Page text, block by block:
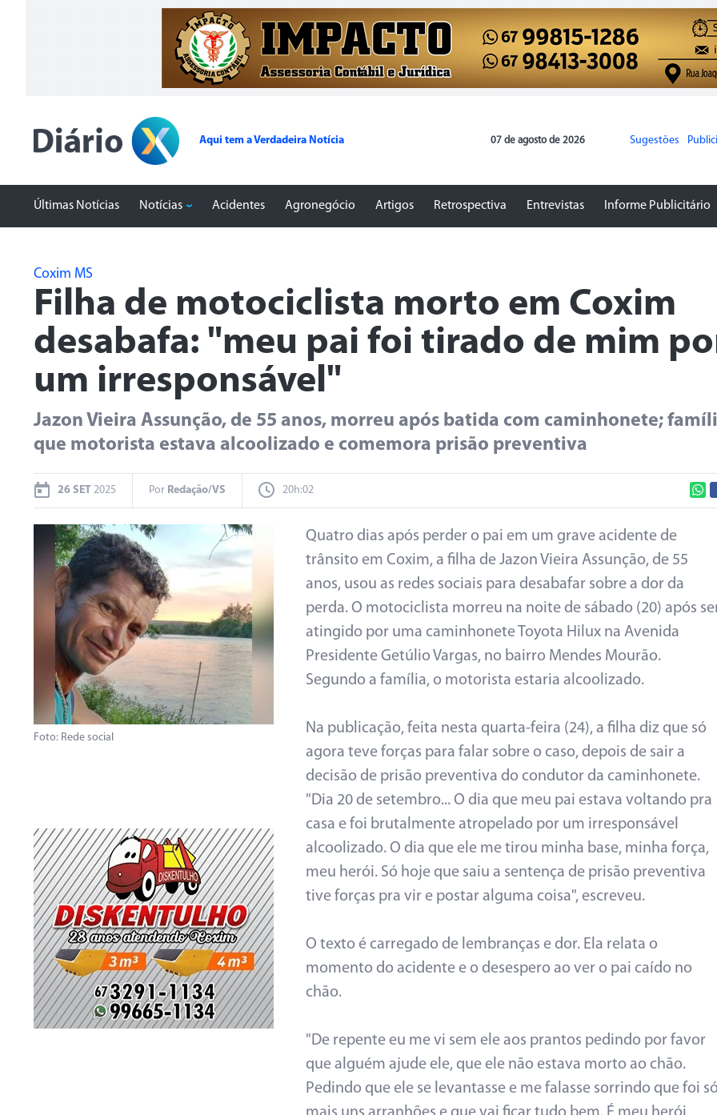
Aqui tem a Verdadeira Notícia 07 de agosto de 2026 Sugestões
Últimas Notícias Notícias Acidentes Agronegócio Artigos Retrospectiva Entrevistas Informe Publicitário
Coxim MS
Filha de motociclista morto em Coxim
desabafa: "meu pai foi tirado de mim
um irresponsável"
Jazon Vieira Assunção, de 55 anos, morreu após batida com caminhonete;
que motorista estava alcoolizado e comemora prisão preventiva
26 SET 2025 Por Redação/VS 20h:02
Foto: Rede social
Quatro dias após perder o pai em um grave acidente de
trânsito em Coxim, a filha de Jazon Vieira Assunção, de 55
anos, usou as redes sociais para desabafar sobre a dor da
perda. O motociclista morreu na noite de sábado (20) após
atingido por uma caminhonete Toyota Hilux na Avenida
Presidente Getúlio Vargas, no bairro Mendes Mourão.
Segundo a família, o motorista estaria alcoolizado.
Na publicação, feita nesta quarta-feira (24), a filha diz que só
agora teve forças para falar sobre o caso, depois de sair a
decisão de prisão preventiva do condutor da caminhonete.
"Dia 20 de setembro... O dia que meu pai estava voltando pra
casa e foi brutalmente atropelado por um irresponsável
alcoolizado. O dia que ele me tirou minha base, minha força,
meu herói. Só hoje que saiu a sentença de prisão preventiva
tive forças pra vir e postar alguma coisa", escreveu.
O texto é carregado de lembranças e dor. Ela relata o
momento do acidente e o desespero ao ver o pai caído no
chão.
"De repente eu me vi sem ele aos prantos pedindo por favor
que alguém ajude ele, que ele não estava morto ao chão.
Pedindo que ele se levantasse e me falasse sorrindo que foi